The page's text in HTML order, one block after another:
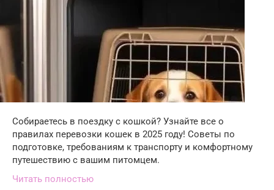
Собираетесь в поездку с кошкой? Узнайте все о
правилах перевозки кошек в 2025 году! Советы по
подготовке, требованиям к транспорту и комфортному
путешествию с вашим питомцем.
Читать полностью